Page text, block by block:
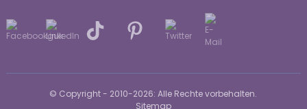
© Copyright - 2010-2026: Alle Rechte vorbehalten.
Sitemap